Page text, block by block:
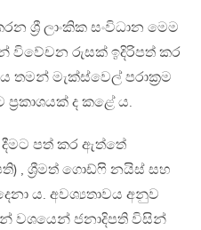
ශ්‍රී ලාංකික සංවිධාන මෙම
විවේචන රුසක් ඉදිරිපත් කර
තමන් මැක්ස්වෙල් පරාක්‍රම
ද කළේ ය.
පත් කර ඇත්තේ
, ශ්‍රීමත් ගොඩ්ෆි නයිස් සහ
ය. අවශ්‍යතාවය අනුව
වශයෙන් ජනාදිපති විසින්